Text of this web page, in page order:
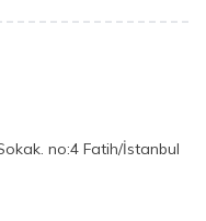
no:4 Fatih/İstanbul